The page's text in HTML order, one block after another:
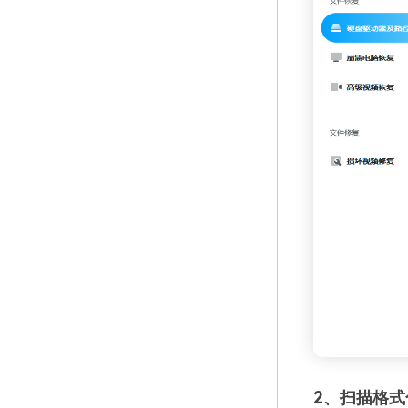
2、扫描格